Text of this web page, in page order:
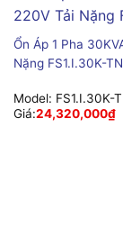
Ổn Áp 1 Pha
Nặng FS1.I.30K-TN
Model: FS1.I.30K-
Giá:24,320,000₫